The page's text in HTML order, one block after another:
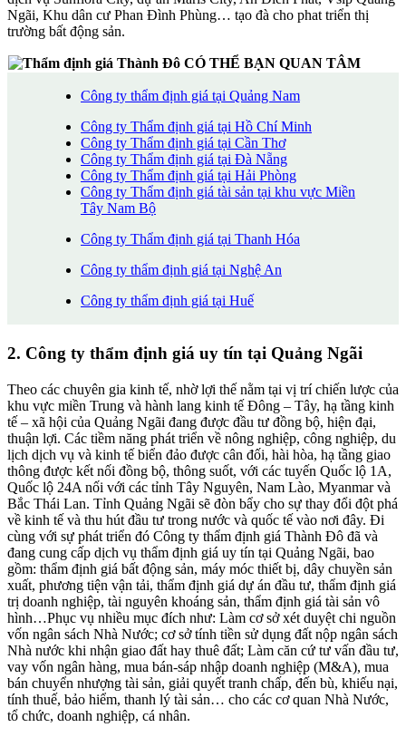
Ngãi, Khu dân cư Phan Đình Phùng… tạo đà cho phat triển thị
trường bất động sản.
CÓ THỂ BẠN QUAN TÂM
Công ty thẩm định giá tại Quảng Nam
Công ty Thẩm định giá tại Hồ Chí Minh
Công ty Thẩm định giá tại Cần Thơ
Công ty Thẩm định giá tại Đà Nẵng
Công ty Thẩm định giá tại Hải Phòng
Công ty Thẩm định giá tài sản tại khu vực Miền
Tây Nam Bộ
Công ty Thẩm định giá tại Thanh Hóa
Công ty thẩm định giá tại Nghệ An
Công ty thẩm định giá tại Huế
2. Công ty thẩm định giá uy tín tại Quảng Ngãi
Theo các chuyên gia kinh tế, nhờ lợi thế nằm tại vị trí chiến lược của
khu vực miền Trung và hành lang kinh tế Đông – Tây, hạ tầng kinh
tế – xã hội của Quảng Ngãi đang được đầu tư đồng bộ, hiện đại,
thuận lợi. Các tiềm năng phát triển về nông nghiệp, công nghiệp, du
lịch dịch vụ và kinh tế biển đảo được cân đối, hài hòa, hạ tầng giao
thông được kết nối đồng bộ, thông suốt, với các tuyến Quốc lộ 1A,
Quốc lộ 24A nối với các tỉnh Tây Nguyên, Nam Lào, Myanmar và
Bắc Thái Lan. Tỉnh Quảng Ngãi sẽ đòn bẩy cho sự thay đổi đột phá
về kinh tế và thu hút đầu tư trong nước và quốc tế vào nơi đây. Đi
cùng với sự phát triển đó Công ty thẩm định giá Thành Đô đã và
đang cung cấp dịch vụ thẩm định giá uy tín tại Quảng Ngãi, bao
gồm: thẩm định giá bất động sản, máy móc thiết bị, dây chuyền sản
xuất, phương tiện vận tải, thẩm định giá dự án đầu tư, thẩm định giá
trị doanh nghiệp, tài nguyên khoáng sản, thẩm định giá tài sản vô
hình…Phục vụ nhiều mục đích như: Làm cơ sở xét duyệt chi nguồn
vốn ngân sách Nhà Nước; cơ sở tính tiền sử dụng đất nộp ngân sách
Nhà nước khi nhận giao đất hay thuê đất; Làm căn cứ tư vấn đầu tư,
vay vốn ngân hàng, mua bán-sáp nhập doanh nghiệp (M&A), mua
bán chuyển nhượng tài sản, giải quyết tranh chấp, đến bù, khiếu nại,
tính thuế, bảo hiểm, thanh lý tài sản… cho các cơ quan Nhà Nước,
tổ chức, doanh nghiệp, cá nhân.